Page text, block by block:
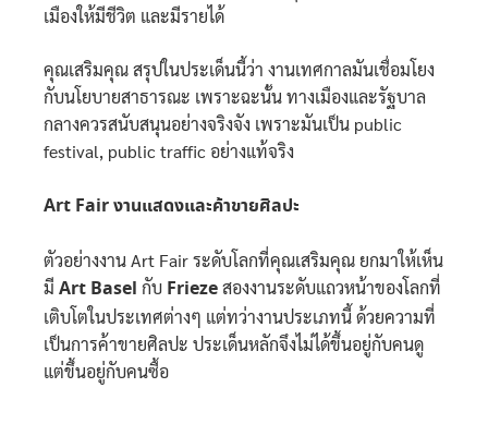
เมืองให้มีชีวิต และมีรายได้
คุณเสริมคุณ สรุปในประเด็นนี้ว่า งานเทศกาลมันเชื่อมโยง
กับนโยบายสาธารณะ เพราะฉะนั้น ทางเมืองและรัฐบาล
กลางควรสนับสนุนอย่างจริงจัง เพราะมันเป็น public
festival, public traffic อย่างแท้จริง
Art Fair งานแสดงและค้าขายศิลปะ
ตัวอย่างงาน Art Fair ระดับโลกที่คุณเสริมคุณ ยกมาให้เห็น
มี Art Basel กับ Friezeสองงานระดับแถวหน้าของโลกที่
เติบโตในประเทศต่างๆ แต่ทว่างานประเภทนี้ ด้วยความที่
เป็นการค้าขายศิลปะ ประเด็นหลักจึงไม่ได้ขึ้นอยู่กับคนดู
แต่ขึ้นอยู่กับคนซื้อ